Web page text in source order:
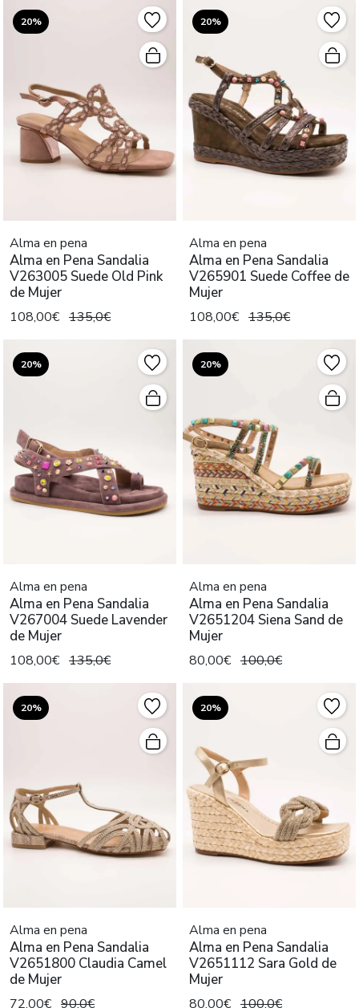
20%
Alma en pena
Alma en Pena Sandalia
V263005 Suede Old Pink
de Mujer
108,00€ 135,0€
20%
Alma en pena
Alma en Pena Sandalia
V265901 Suede Coffee de
Mujer
108,00€ 135,0€
20%
Alma en pena
Alma en Pena Sandalia
V267004 Suede Lavender
de Mujer
108,00€ 135,0€
20%
Alma en pena
Alma en Pena Sandalia
V2651204 Siena Sand de
Mujer
80,00€ 100,0€
20%
Alma en pena
Alma en Pena Sandalia
V2651800 Claudia Camel
de Mujer
72,00€ 90,0€
20%
Alma en pena
Alma en Pena Sandalia
V2651112 Sara Gold de
Mujer
80,00€ 100,0€